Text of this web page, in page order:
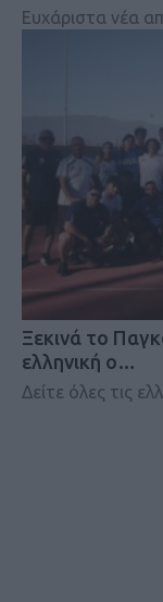
Ευχάριστα νέα
Ξεκινά το
ελληνική ο…
Δείτε όλες τις